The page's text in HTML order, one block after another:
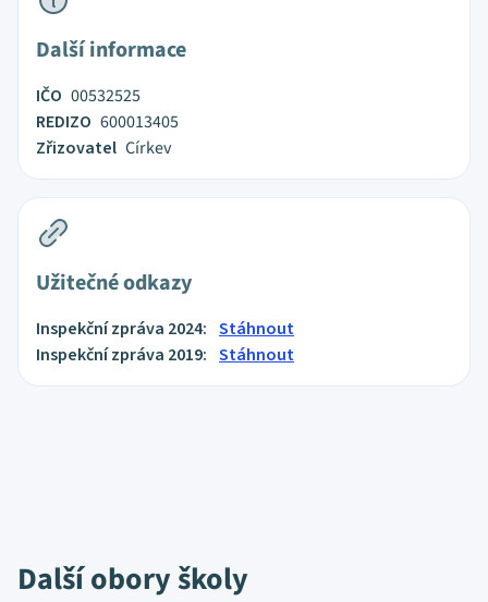
Další informace
IČO 00532525
REDIZO 600013405
Zřizovatel Církev
Užitečné odkazy
Inspekční zpráva 2024: Stáhnout
Inspekční zpráva 2019: Stáhnout
Další obory školy